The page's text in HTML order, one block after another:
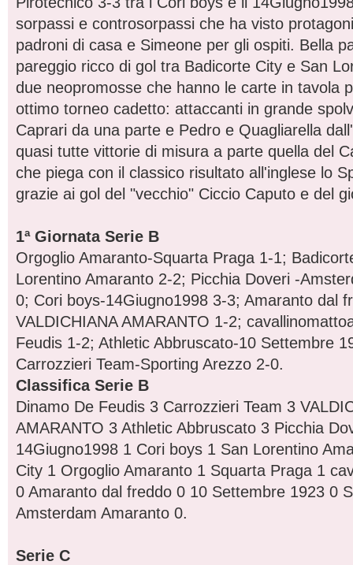
sorpassi e controsorpassi che ha visto
padroni di casa e Simeone per gli ospiti. Bella
pareggio ricco di gol tra Badicorte City e San
due neopromosse che hanno le carte in tavola
ottimo torneo cadetto: attaccanti in grande
Caprari da una parte e Pedro e Quagliarella
quasi tutte vittorie di misura a parte quella del
che piega con il classico risultato all'inglese lo
grazie ai gol del "vecchio" Ciccio Caputo e del
1ª Giornata Serie B
Orgoglio Amaranto-Squarta Praga 1-1;
Lorentino Amaranto 2-2; Picchia Doveri -
0; Cori boys-14Giugno1998 3-3; Amaranto dal
VALDICHIANA AMARANTO 1-2;
Feudis 1-2; Athletic Abbruscato-10 Settembre
Carrozzieri Team-Sporting Arezzo 2-0.
Classifica Serie B
Dinamo De Feudis 3 Carrozzieri Team 3
AMARANTO 3 Athletic Abbruscato 3 Picchia
14Giugno1998 1 Cori boys 1 San Lorentino
City 1 Orgoglio Amaranto 1 Squarta Praga 1
0 Amaranto dal freddo 0 10 Settembre 1923 0
Amsterdam Amaranto 0.
Serie C